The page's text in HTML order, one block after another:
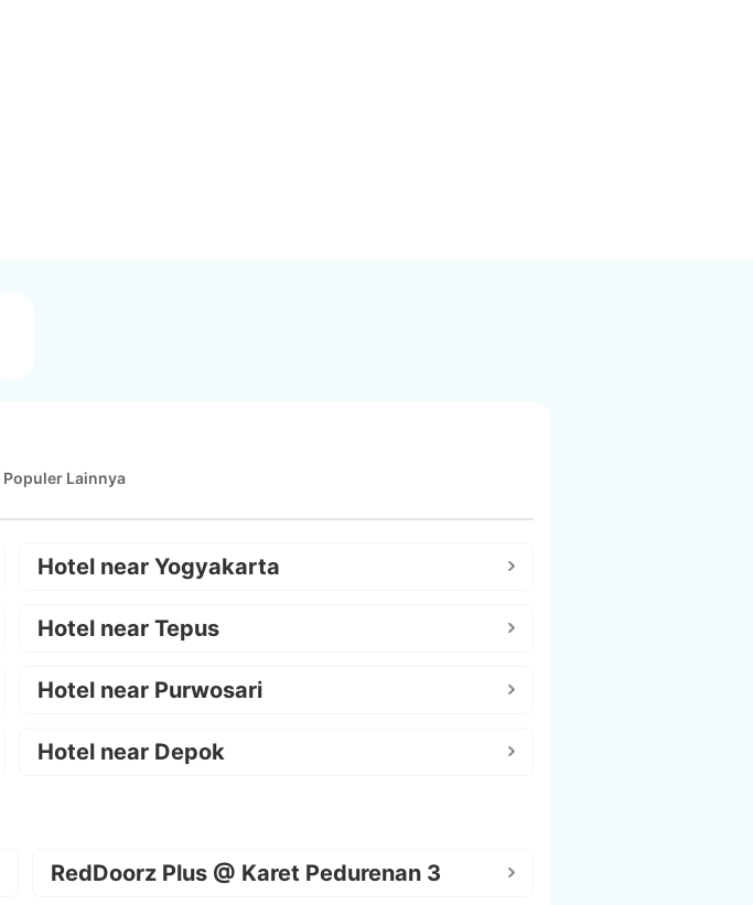
Lainnya
Hotel near Yogyakarta
Hotel near Tepus
Hotel near Purwosari
Hotel near Depok
RedDoorz Plus @ Karet Pedurenan 3